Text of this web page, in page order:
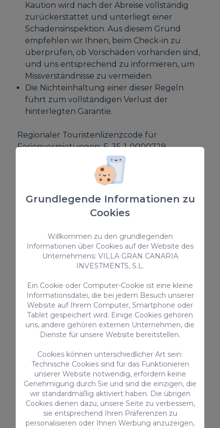
Kaution wird nach der Abreise vollständig
zurückerstattet und unterliegt einer
Schadensinspektion. Aus diesem Grund
empfehlen wir Ihnen, beim Check-in zu
überprüfen, ob Vorschäden vorhanden sind,
und uns entsprechend zu informieren, um
Missverständnisse zu vermeiden.
Die Nichteinhaltung einer dieser Regeln
führt zum vollständigen Verlust der
hinterlegten Garantie.
Regionaler Touristenlizenzcode für
Ferienvermietungen: E-35-1-0000729
Strandblick
Ventilator / Extraktor
Parking - auf der Strasse
Kinder erlaubt
Wasserkessel
Kühlschrank
Tresor
> ALLES ANSEHEN
Zusatzleistungen
Grundlegende Informationen zu
Cookies
Willkommen zu den grundlegenden
Informationen über Cookies auf der Website des
Unternehmens: VILLA GRAN CANARIA
INVESTMENTS, S.L.
Ein Cookie oder Computer-Cookie ist eine kleine
Informationsdatei, die bei jedem Besuch unserer
Website auf Ihrem Computer, Smartphone oder
Tablet gespeichert wird. Einige Cookies gehören
uns, andere gehören externen Unternehmen, die
Dienste für unsere Website bereitstellen.
Cookies können unterschiedlicher Art sein:
Technische Cookies sind für das Funktionieren
unserer Website notwendig, erfordern keine
Genehmigung durch Sie und sind die einzigen, die
wir standardmäßig aktiviert haben. Die übrigen
Cookies dienen dazu, unsere Seite zu verbessern,
sie entsprechend Ihren Präferenzen zu
personalisieren oder Ihnen Werbung anzuzeigen,